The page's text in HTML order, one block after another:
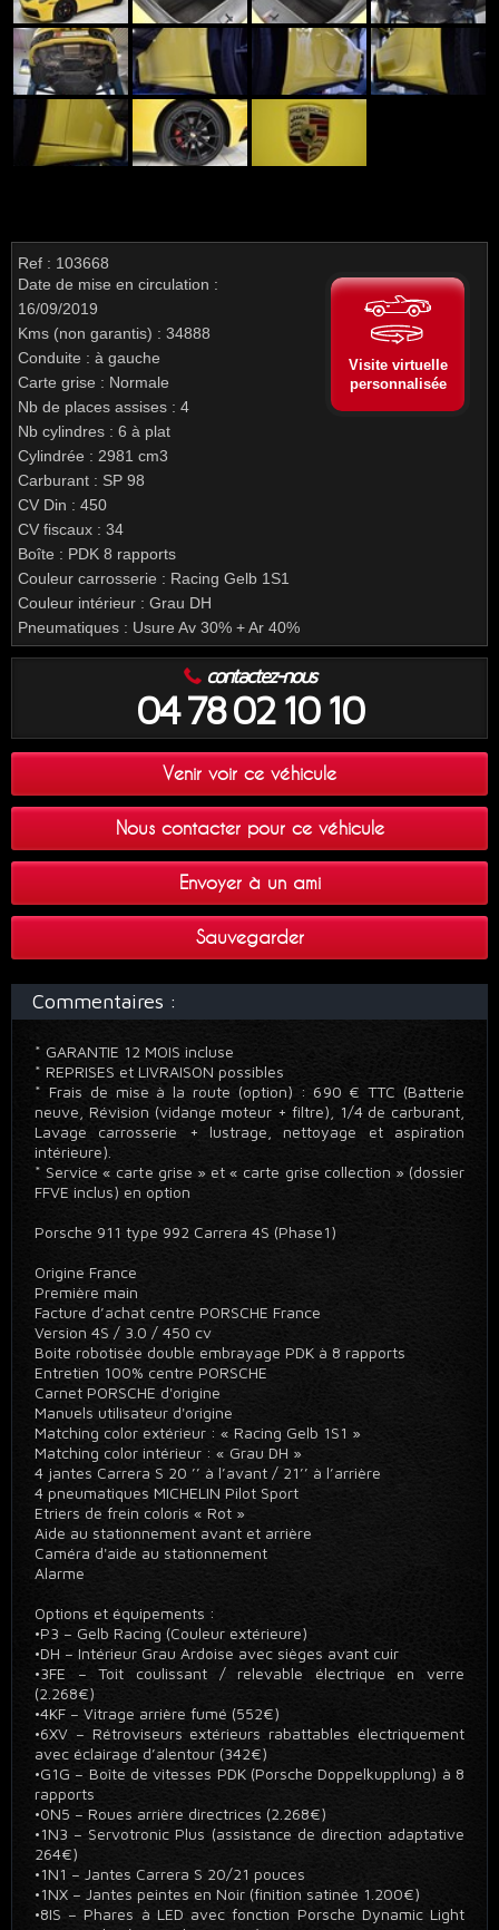
Ref : 103668
Date de mise en circulation :
16/09/2019
Kms (non garantis) : 34888
Conduite : à gauche
Carte grise : Normale
Nb de places assises : 4
Nb cylindres : 6 à plat
Cylindrée : 2981 cm3
Carburant : SP 98
CV Din : 450
CV fiscaux : 34
Boîte : PDK 8 rapports
Couleur carrosserie : Racing Gelb 1S1
Couleur intérieur : Grau DH
Pneumatiques : Usure Av 30% + Ar 40%
Visite virtuelle
personnalisée
Venir voir ce véhicule
Nous contacter pour ce véhicule
Envoyer à un ami
Sauvegarder
contactez-nous
04 78 02 10 10
Commentaires :
* GARANTIE 12 MOIS incluse
* REPRISES et LIVRAISON possibles
* Frais de mise à la route (option) : 690 € TTC (Batterie
neuve, Révision (vidange moteur + filtre), 1/4 de carburant,
Lavage carrosserie + lustrage, nettoyage et aspiration
intérieure).
* Service « carte grise » et « carte grise collection » (dossier
FFVE inclus) en option
Porsche 911 type 992 Carrera 4S (Phase1)
Origine France
Première main
Facture d’achat centre PORSCHE France
Version 4S / 3.0 / 450 cv
Boite robotisée double embrayage PDK à 8 rapports
Entretien 100% centre PORSCHE
Carnet PORSCHE d'origine
Manuels utilisateur d'origine
Matching color extérieur : « Racing Gelb 1S1 »
Matching color intérieur : « Grau DH »
4 jantes Carrera S 20 ’’ à l’avant / 21’’ à l’arrière
4 pneumatiques MICHELIN Pilot Sport
Etriers de frein coloris « Rot »
Aide au stationnement avant et arrière
Caméra d'aide au stationnement
Alarme
Options et équipements :
•P3 – Gelb Racing (Couleur extérieure)
•DH – Intérieur Grau Ardoise avec sièges avant cuir
•3FE – Toit coulissant / relevable électrique en verre
(2.268€)
•4KF – Vitrage arrière fumé (552€)
•6XV – Rétroviseurs extérieurs rabattables électriquement
avec éclairage d’alentour (342€)
•G1G – Boîte de vitesses PDK (Porsche Doppelkupplung) à 8
rapports
•0N5 – Roues arrière directrices (2.268€)
•1N3 – Servotronic Plus (assistance de direction adaptative
264€)
•1N1 – Jantes Carrera S 20/21 pouces
•1NX – Jantes peintes en Noir (finition satinée 1.200€)
•8IS – Phares à LED avec fonction Porsche Dynamic Light